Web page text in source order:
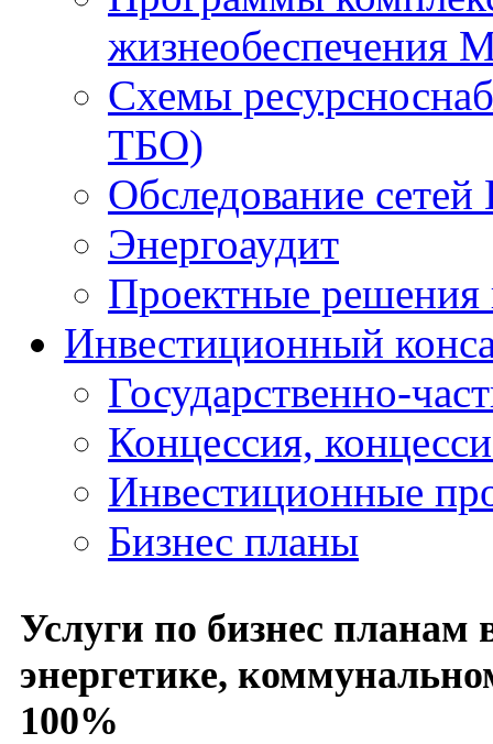
жизнеобеспечения
Схемы
ТБО)
Обследование
Энергоаудит
Проектные решения
Инвестиционный
Государственно-
Концессия,
Инвестиционные
Бизнес планы
Услуги по бизнес
энергетике,
100%